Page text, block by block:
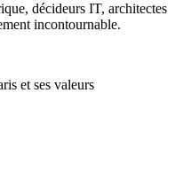
décideurs IT, architectes
incontournable.
et ses valeurs